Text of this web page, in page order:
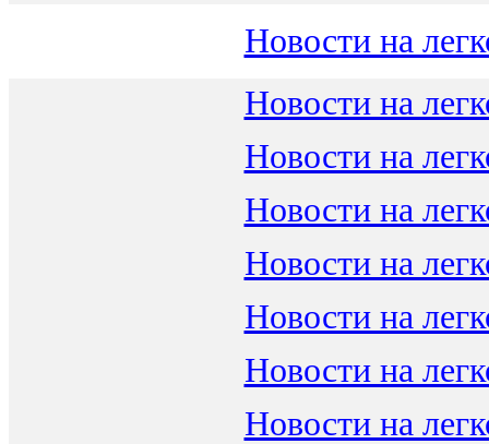
Новости на
Новости на
Новости на
Новости на
Новости на
Новости на
Новости на
Новости на